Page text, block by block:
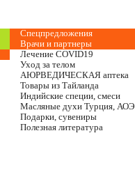
Спецпредложения
Врачи и партнеры
Лечение COVID19
Уход за телом
АЮРВЕДИЧЕСКАЯ аптека
Товары из Тайланда
Индийские специи, смеси
Масляные духи Турция, АОЭ
Подарки, сувениры
Полезная литература